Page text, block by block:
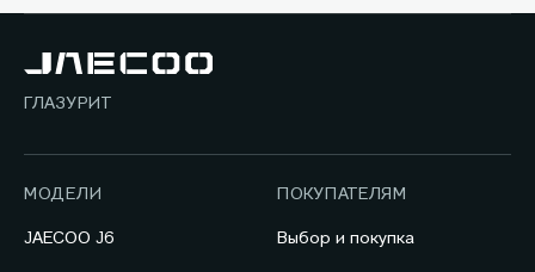
ГЛАЗУРИТ
МОДЕЛИ
JAECOO J6
ПОКУПАТЕЛЯМ
Выбор и покупка